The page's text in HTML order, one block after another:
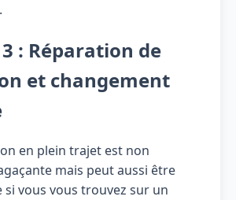
: Réparation de
et changement
en plein trajet est non
mais peut aussi être
si vous vous trouvez sur un